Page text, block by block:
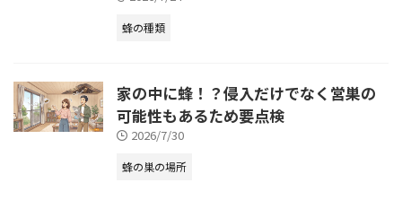
蜂の種類
家の中に蜂！？侵入だけでなく営巣の
可能性もあるため要点検
2026/7/30
蜂の巣の場所